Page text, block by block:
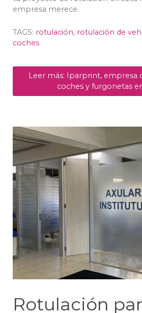
empresa merece.
TAGS: rotulación, rotulación de
coches
Leer más: Iparprint, empresa
coches y furgonetas
Rotulación